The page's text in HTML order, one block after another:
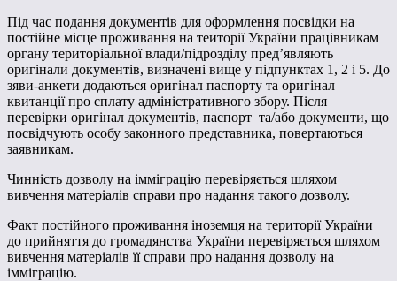
Під час подання документів для оформлення посвідки на
постійне місце проживання на теиторії України працівникам
органу територіальної влади/підрозділу пред’являють
оригінали документів, визначені вище у підпунктах 1, 2 і 5. До
зяви-анкети додаються оригінал паспорту та оригінал
квитанції про сплату адміністративного збору. Після
перевірки оригінал документів, паспорт та/або документи, що
посвідчують особу законного представника, повертаються
заявникам.
Чинність дозволу на імміграцію перевіряється шляхом
вивчення матеріалів справи про надання такого дозволу.
Факт постійного проживання іноземця на території України
до прийняття до громадянства України перевіряється шляхом
вивчення матеріалів її справи про надання дозволу на
імміграцію.